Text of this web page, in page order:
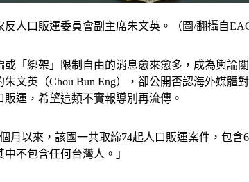
人口販運委員會副主席朱文英。（圖/翻攝自EAC
「綁架」限制自由的消息愈來愈多，成為輿論
文英（Chou Bun Eng），卻公開否認海外媒體
運，希望這類不實報導別再流傳。
月以來，該國一共取締74起人口販運案件，包
不包含任何台灣人。」